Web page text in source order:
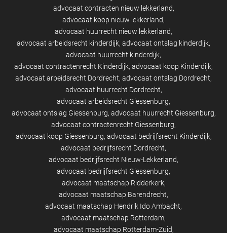
advocaat contracten nieuw lekkerland
advocaat koop nieuw lekkerland
advocaat huurrecht nieuw lekkerland
advocaat arbeidsrecht kinderdijk advocaat ontslag kinderdijk
advocaat huurrecht kinderdijk
advocaat contractenrecht Kinderdijk advocaat koop Kinderdijk
advocaat arbeidsrecht Dordrecht advocaat ontslag Dordrecht
advocaat huurrecht Dordrecht
advocaat arbeidsrecht Giessenburg
advocaat ontslag Giessenburg advocaat huurrecht Giessenburg
advocaat contractenrecht Giessenburg
advocaat koop Giessenburg advocaat bedrijfsrecht Kinderdijk
advocaat bedrijfsrecht Dordrecht
advocaat bedrijfsrecht Nieuw-Lekkerland
advocaat bedrijfsrecht Giessenburg
advocaat maatschap Ridderkerk
advocaat maatschap Barendrecht
advocaat maatschap Hendrik Ido Ambacht
advocaat maatschap Rotterdam
advocaat maatschap Rotterdam-Zuid